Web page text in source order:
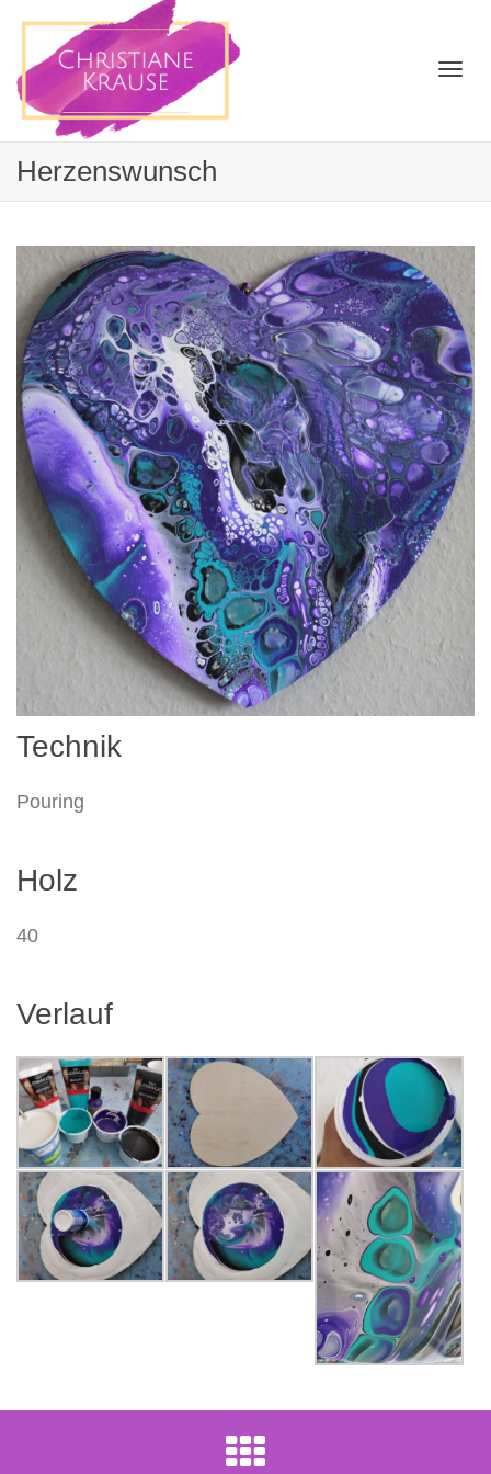
Herzenswunsch
Technik
Pouring
Holz
40
Verlauf